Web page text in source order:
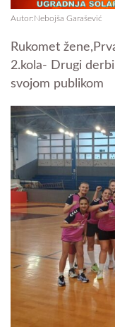
Autor:Nebojša Garašević
Rukomet
2.kola- Drugi
svojom publikom